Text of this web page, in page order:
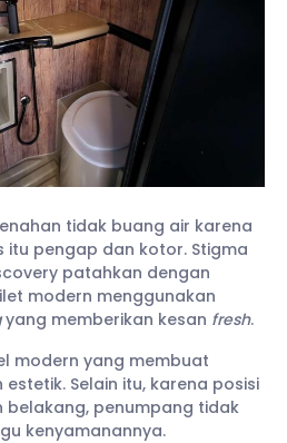
tidak buang air karena
pengap dan kotor. Stigma
patahkan dengan
modern menggunakan
yang memberikan kesan fresh.
modern yang membuat
Selain itu, karena posisi
penumpang tidak
kenyamanannya.